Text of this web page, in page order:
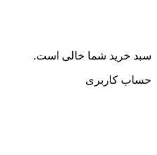
سبد خرید شما خالی است.
حساب کاربری